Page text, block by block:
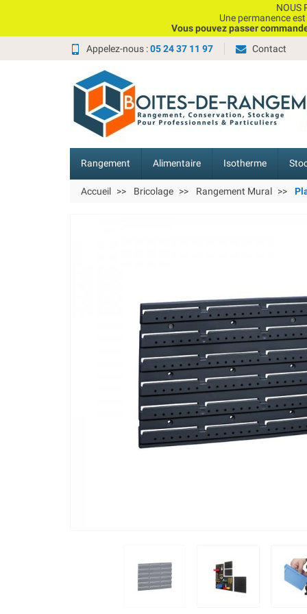
NOUS
Une permanence
Vous pouvez passer
Appelez-nous :05 24 37 11 97 Contact
Rangement Alimentaire Isotherme
Accueil Bricolage Rangement Mural